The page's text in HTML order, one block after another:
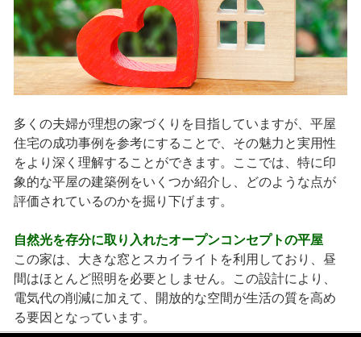
多くの夫婦が理想の家づくりを目指していますが、平屋
住宅の成功事例を参考にすることで、その魅力と実用性
をより深く理解することができます。ここでは、特に印
象的な平屋の建築例をいくつか紹介し、どのような点が
評価されているのかを掘り下げます。
自然光を存分に取り入れたオープンコンセプトの平屋
この家は、大きな窓とスカイライトを利用しており、昼
間はほとんど照明を必要としません。この設計により、
電気代の削減に加えて、開放的な空間が生活の質を高め
る要因となっています。